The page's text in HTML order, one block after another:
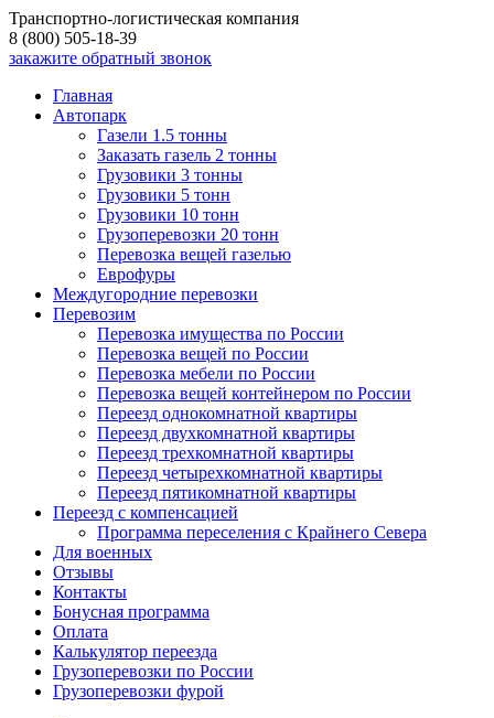
Транспортно-логистическая компания
8 (800) 505-18-39
закажите обратный звонок
Главная
Автопарк
Газели 1.5 тонны
Заказать газель 2 тонны
Грузовики 3 тонны
Грузовики 5 тонн
Грузовики 10 тонн
Грузоперевозки 20 тонн
Перевозка вещей газелью
Еврофуры
Междугородние перевозки
Перевозим
Перевозка имущества по России
Перевозка вещей по России
Перевозка мебели по России
Перевозка вещей контейнером по России
Переезд однокомнатной квартиры
Переезд двухкомнатной квартиры
Переезд трехкомнатной квартиры
Переезд четырехкомнатной квартиры
Переезд пятикомнатной квартиры
Переезд с компенсацией
Программа переселения с Крайнего Севера
Для военных
Отзывы
Контакты
Бонусная программа
Оплата
Калькулятор переезда
Грузоперевозки по России
Грузоперевозки фурой